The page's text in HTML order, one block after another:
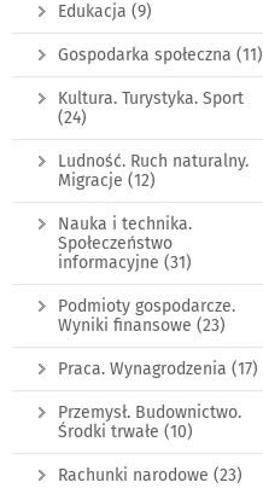
Edukacja (9)
Gospodarka społeczna (11)
Kultura. Turystyka. Sport
(24)
Ludność. Ruch naturalny.
Migracje (12)
Nauka i technika.
Społeczeństwo
informacyjne (31)
Podmioty gospodarcze.
Wyniki finansowe (23)
Praca. Wynagrodzenia (17)
Przemysł. Budownictwo.
Środki trwałe (10)
Rachunki narodowe (23)